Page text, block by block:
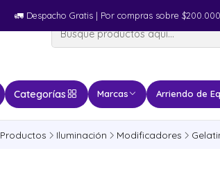
Categorías Marcas Arriendo de
🚛​ Despacho Gratis | Por compras sobre
Productos Iluminación Modificadores